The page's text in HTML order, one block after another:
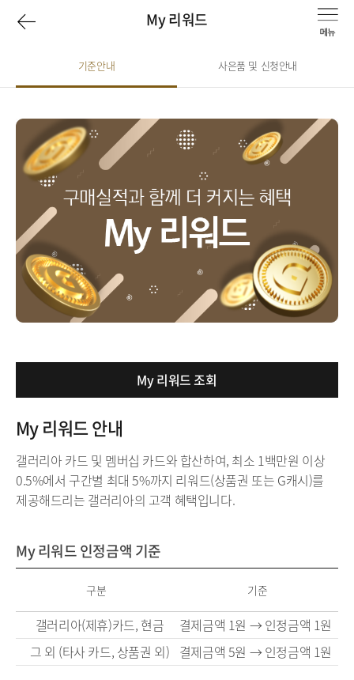
My 리워드
이
페
이
지
로
기준안내
선
택
됨
사은품 및 신청안내
My 리워드 조회
My 리워드 안내
갤러리아 카드 및 멤버십 카드와 합산하여, 최소 1백만원 이상
0.5%에서 구간별 최대 5%까지 리워드(상품권 또는 G캐시)를
제공해드리는 갤러리아의 고객 혜택입니다.
My 리워드 인정금액 기준
리
워
구분 기준
갤러리아(제휴)카드, 현금
결제금액 1원 → 인정금액 1원
그 외 (타사 카드, 상품권 외) 결제금액 5원 → 인정금액 1원